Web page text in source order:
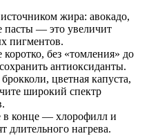
жира: авокадо,
пасты — это увеличит
пигментов.
без «томления» до
антиоксиданты.
цветная капуста,
широкий спектр
в конце — хлорофилл и
нагрева.